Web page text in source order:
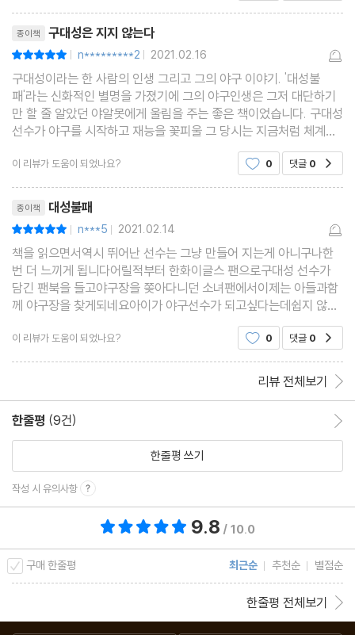
종이책 구대성은 지지 않는다
| n*********2 | 2021.02.16
구대성이라는 한 사람의 인생 그리고 그의 야구 이야기. '대성불
패'라는 신화적인 별명을 가졌기에 그의 야구인생은 그저 대단하기
만 할 줄 알았던 야알못에게 울림을 주는 좋은 책이었습니다. 구대성
선수가 야구를 시작하고 재능을 꽃피울 그 당시는 지금처럼 체계적
인 훈련, 관리가 많이 미흡했던 시기였습니다. 특히나 학생시절에는
지금이라면 혹사라고 불릴정도로 그렇게 무리하게
이 리뷰가 도움이 되었나요? 0 댓글 0
종이책 대성불패
| n***5 | 2021.02.14
책을 읽으면서역시 뛰어난 선수는 그냥 만들어 지는게 아니구나한
번 더 느끼게 됩니다어릴적부터 한화이글스 팬으로구대성 선수가
담긴 팬북을 들고야구장을 쫒아다니던 소녀팬에서이제는 아들과함
께 야구장을 찾게되네요아이가 야구선수가 되고싶다는데쉽지 않은
길 임을 한번 더 느끼게되네요구대성선수 그리고 한화이글스 응원
합니다#대성불패#구대성은 지지않는다
이 리뷰가 도움이 되었나요? 0 댓글 0
리뷰 전체보기
한줄평 (9건)
한줄평 쓰기
작성 시 유의사항
9.8 / 10.0
구매 한줄평 최근순 추천순 별점순
한줄평 전체보기